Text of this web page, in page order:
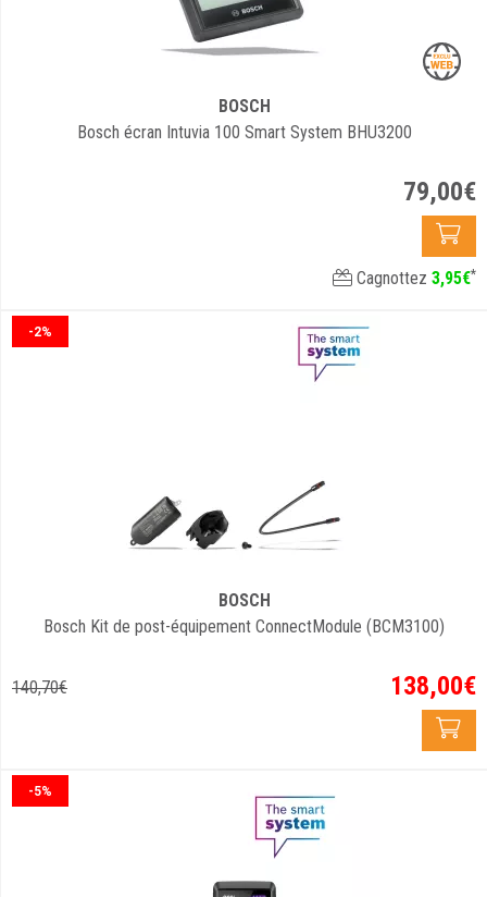
BOSCH
Bosch écran Intuvia 100 Smart System BHU3200
79,00€
Cagnottez 3,95€*
-2%
BOSCH
Bosch Kit de post-équipement ConnectModule (BCM3100)
140,70€ 138,00€
-5%